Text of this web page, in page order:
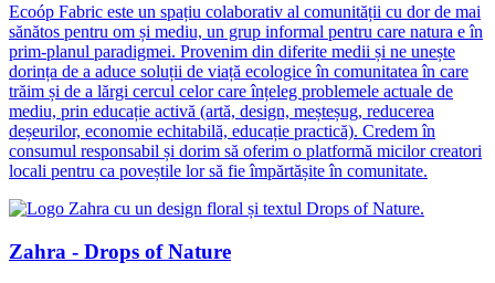
Ecoóp Fabric este un spațiu colaborativ al comunității cu dor de mai
sănătos pentru om și mediu, un grup informal pentru care natura e în
prim-planul paradigmei. Provenim din diferite medii și ne unește
dorința de a aduce soluții de viață ecologice în comunitatea în care
trăim și de a lărgi cercul celor care înțeleg problemele actuale de
mediu, prin educație activă (artă, design, meșteșug, reducerea
deșeurilor, economie echitabilă, educație practică). Credem în
consumul responsabil și dorim să oferim o platformă micilor creatori
locali pentru ca poveștile lor să fie împărtășite în comunitate.
Zahra - Drops of Nature